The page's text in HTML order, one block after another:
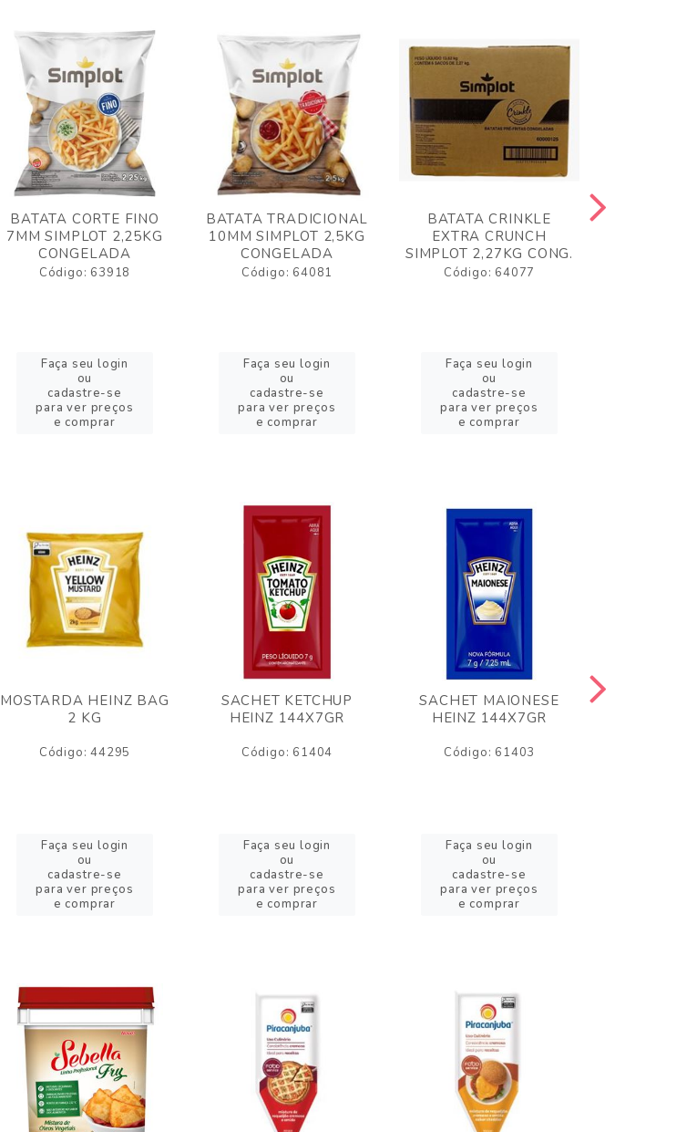
BATATA CORTE FINO
7MM SIMPLOT 2,25KG
CONGELADA
Código: 63918
Faça seu login
ou
cadastre-se
para ver preços
e comprar
BATATA TRADICIONAL
10MM SIMPLOT 2,5KG
CONGELADA
Código: 64081
Faça seu login
ou
cadastre-se
para ver preços
e comprar
BATATA CRINKLE
EXTRA CRUNCH
SIMPLOT 2,27KG CONG.
Código: 64077
Faça seu login
ou
cadastre-se
para ver preços
e comprar
MOSTARDA HEINZ BAG
2 KG
Código: 44295
Faça seu login
ou
cadastre-se
para ver preços
e comprar
SACHET KETCHUP
HEINZ 144X7GR
Código: 61404
Faça seu login
ou
cadastre-se
para ver preços
e comprar
SACHET MAIONESE
HEINZ 144X7GR
Código: 61403
Faça seu login
ou
cadastre-se
para ver preços
e comprar